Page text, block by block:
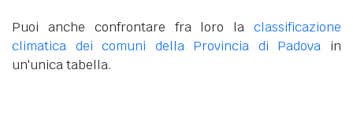
Puoi anche confrontare fra loro la classificazione
climatica dei comuni della Provincia di Padova in
un'unica tabella.